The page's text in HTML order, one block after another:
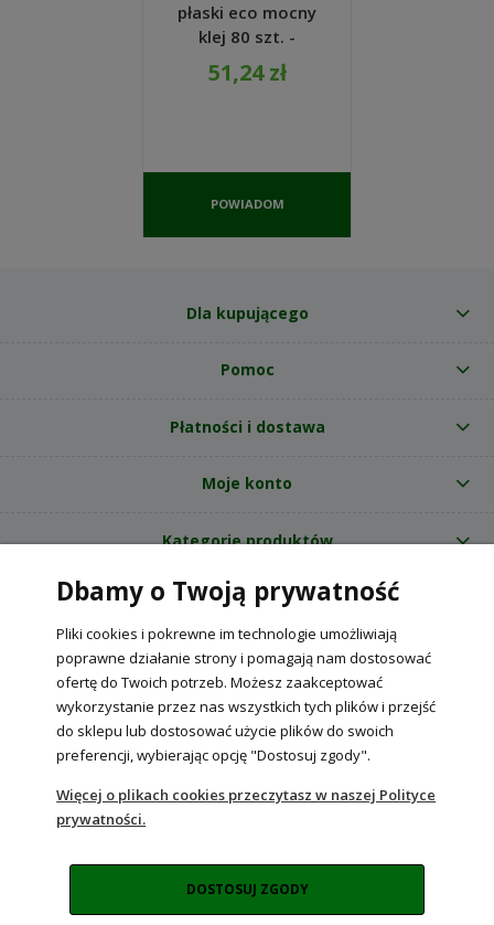
płaski eco mocny
klej 80 szt. -
Vigonez
51,24 zł
POWIADOM
DOSTĘPNOŚCI
Dla kupującego
Pomoc
Płatności i dostawa
Moje konto
Kategorie produktów
O nas
Internetowy sklep ogrodniczy z nasionami RajOgrodnika.pl
NIP: 6090037061, REGON: 260240470 | Czarnca, ul. Tęczowa 31, 29-100
Włoszczowa
POKAŻ PEŁNĄ WERSJĘ STRONY
Sklep internetowy Shoper Premium
Dbamy o Twoją prywatność
Pliki cookies i pokrewne im technologie umożliwiają
poprawne działanie strony i pomagają nam dostosować
ofertę do Twoich potrzeb. Możesz zaakceptować
wykorzystanie przez nas wszystkich tych plików i przejść
do sklepu lub dostosować użycie plików do swoich
preferencji, wybierając opcję "Dostosuj zgody".
Więcej o plikach cookies przeczytasz w naszej Polityce
prywatności.
DOSTOSUJ ZGODY